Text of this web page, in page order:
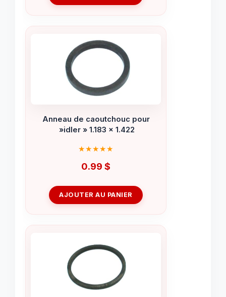
Anneau de caoutchouc pour
»idler » 1.183 x 1.422
0.99 $
AJOUTER AU PANIER